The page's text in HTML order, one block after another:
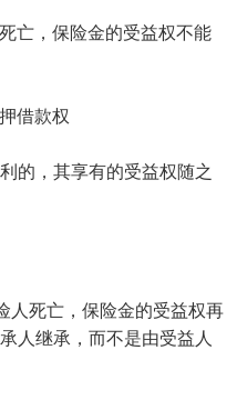
，保险金的受益权不能
借款权
，其享有的受益权随之
死亡，保险金的受益权再
人继承，而不是由受益人